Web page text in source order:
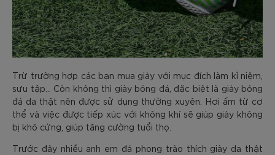
Trừ trường hợp các bạn mua giày với mục đích làm kỉ niệm,
sưu tập… Còn không thì giày bóng đá, đặc biệt là giày bóng
đá da thật nên được sử dụng thường xuyên. Hơi ấm từ cơ
thể và việc được tiếp xúc với không khí sẽ giúp giày không
bị khô cứng, giúp tăng cường tuổi thọ.
Trước đây nhiều anh em đá phong trào thích giày da thật